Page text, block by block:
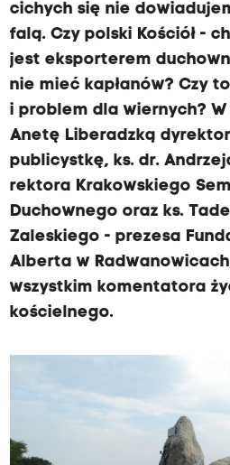
cichych się nie
falą. Czy polski Kościół -
jest eksporterem
nie mieć kapłanów? Czy
i problem dla wiernych?
Anetę Liberadzką
publicystkę, ks. dr.
rektora Krakowskiego
Duchownego oraz ks.
Zaleskiego - prezesa
Alberta w
wszystkim komentatora
kościelnego.